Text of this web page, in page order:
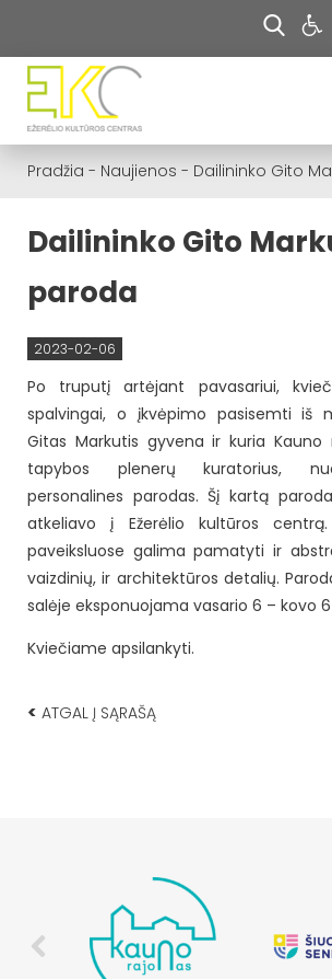
Pradžia - Naujienos - Dailininko Gito
Dailininko Gito
paroda
2023-02-06
Po truputį artėjant pavasariui,
spalvingai, o įkvėpimo pasisemti iš
Gitas Markutis gyvena ir kuria Kauno
tapybos plenerų kuratorius,
personalines parodas. Šį kartą
atkeliavo į Ežerėlio kultūros
paveiksluose galima pamatyti ir
vaizdinių, ir architektūros detalių.
salėje eksponuojama vasario 6 – kovo
Kviečiame apsilankyti.
< ATGAL Į SĄRAŠĄ